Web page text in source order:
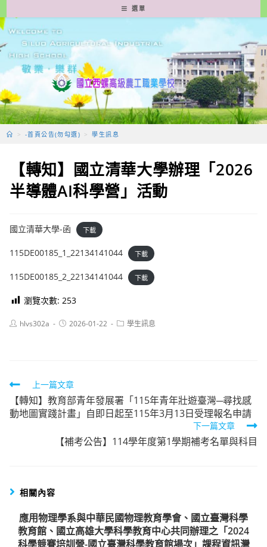
轉
至
要
容
選單
> -首頁公告(勿勾選) > 學生訊息
【轉知】國立清華大學辦理「2026
半導體AI科學營」活動
國立清華大學-函 下載
115DE00185_1_22134141044 下載
115DE00185_2_22134141044 下載
瀏覽次數: 253
Posthlvs302a
Post2026-01-22
Post學生訊息
Read
more
articles
上一篇文章
【轉知】教育部青年發展署「115年青年壯遊臺灣─尋找感
動地圖實踐計畫」自即日起至115年3月13日受理報名申請
下一篇文章
【補考公告】114學年度第1學期補考名單與科目
相關內容
應用物理學系與中華民國物理教育學會、國立臺灣科學
教育館、國立高雄大學科學教育中心共同辦理之「2024
科學競賽培訓營-國立臺灣科學教育館場次」課程資訊灣